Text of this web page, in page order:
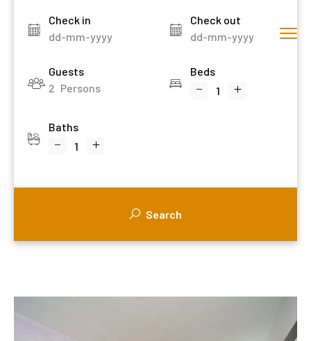
Check in Check out
Guests
2 Persons
Beds
Baths
Search